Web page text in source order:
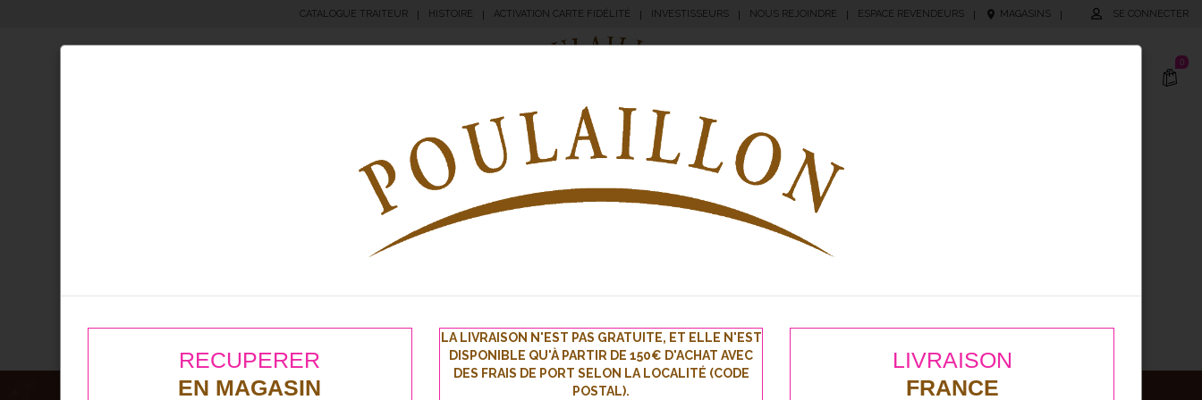
CATALOGUE TRAITEUR | HISTOIRE | ACTIVATION CARTE FIDÉLITÉ | INVESTISSEURS | NOUS REJOINDRE | ESPACE REVENDEURS | MAGASINS | SE CONNECTER
0
Pâtisserie Apéritifs Traiteur
1 2
RECUPERER
EN MAGASIN
LA LIVRAISON N'EST PAS GRATUITE, ET ELLE N'EST
DISPONIBLE QU'À PARTIR DE 150€ D'ACHAT AVEC
DES FRAIS DE PORT SELON LA LOCALITÉ (CODE
POSTAL).
LIVRAISON
FRANCE